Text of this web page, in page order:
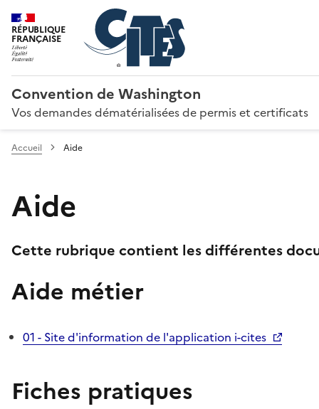
RÉPUBLIQUE
FRANÇAISE
Convention de Washington
Vos demandes dématérialisées de permis et certificats
Accueil Aide
Aide
Cette rubrique contient les différentes
Aide métier
01 - Site d'information de l'application i-cites
Fiches pratiques